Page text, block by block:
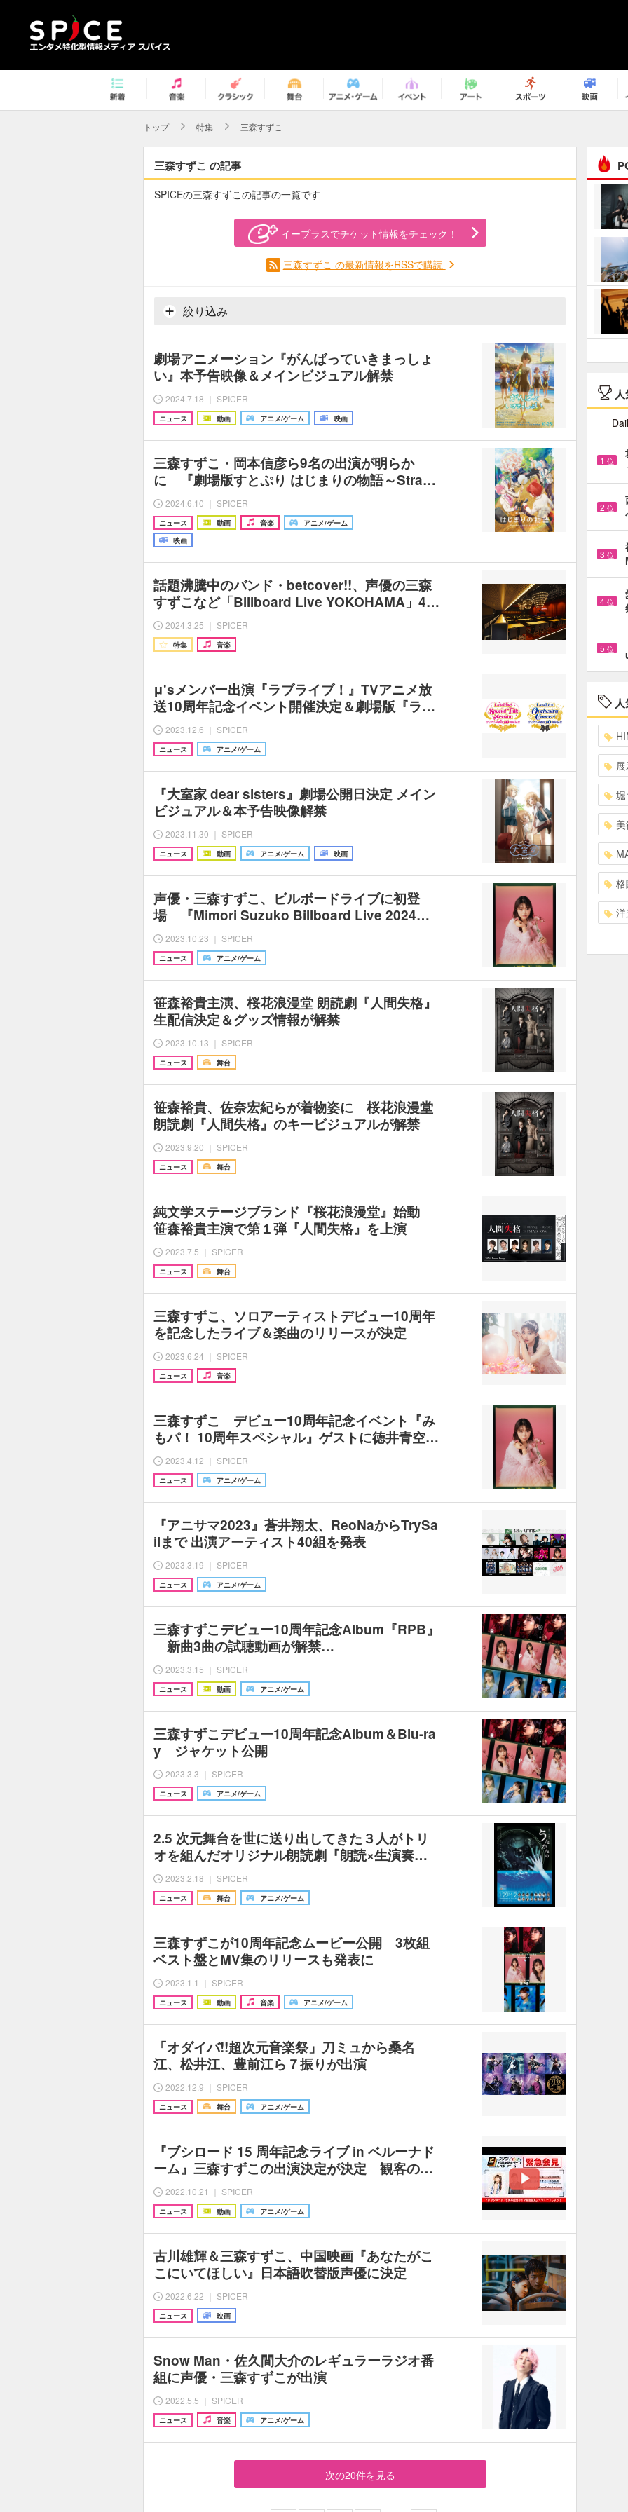
トップ 特集 三森すずこ
三森すずこ の記事
SPICEの三森すずこの記事の一覧です
イープラスでチケット情報をチェック！
三森すずこ の最新情報をRSSで購読
絞り込み
劇場アニメーション『がんばっていきまっしょ
い』本予告映像＆メインビジュアル解禁
2024.7.18 ｜ SPICER
ニュース 動画 アニメ/ゲーム 映画
三森すずこ・岡本信彦ら9名の出演が明らか
に 『劇場版すとぷり はじまりの物語～Stra…
2024.6.10 ｜ SPICER
ニュース 動画 音楽
アニメ/ゲーム
映画
話題沸騰中のバンド・betcover!!、声優の三森
すずこなど「Billboard Live YOKOHAMA」4…
2024.3.25 ｜ SPICER
特集 音楽
μ'sメンバー出演『ラブライブ！』TVアニメ放
送10周年記念イベント開催決定＆劇場版『ラ…
2023.12.6 ｜ SPICER
ニュース アニメ/ゲーム
『大室家 dear sisters』劇場公開日決定 メイン
ビジュアル＆本予告映像解禁
2023.11.30 ｜ SPICER
ニュース 動画 アニメ/ゲーム 映画
声優・三森すずこ、ビルボードライブに初登
場 『Mimori Suzuko Billboard Live 2024…
2023.10.23 ｜ SPICER
ニュース アニメ/ゲーム
笹森裕貴主演、桜花浪漫堂 朗読劇『人間失格』
生配信決定＆グッズ情報が解禁
2023.10.13 ｜ SPICER
ニュース 舞台
笹森裕貴、佐奈宏紀らが着物姿に 桜花浪漫堂
朗読劇『人間失格』のキービジュアルが解禁
2023.9.20 ｜ SPICER
ニュース 舞台
純文学ステージブランド『桜花浪漫堂』始動
笹森裕貴主演で第１弾『人間失格』を上演
2023.7.5 ｜ SPICER
ニュース 舞台
三森すずこ、ソロアーティストデビュー10周年
を記念したライブ＆楽曲のリリースが決定
2023.6.24 ｜ SPICER
ニュース 音楽
三森すずこ デビュー10周年記念イベント『み
もパ！ 10周年スペシャル』ゲストに徳井青空…
2023.4.12 ｜ SPICER
ニュース アニメ/ゲーム
『アニサマ2023』蒼井翔太、ReoNaからTrySa
ilまで 出演アーティスト40組を発表
2023.3.19 ｜ SPICER
ニュース アニメ/ゲーム
三森すずこデビュー10周年記念Album『RPB』
新曲3曲の試聴動画が解禁…
2023.3.15 ｜ SPICER
ニュース 動画 アニメ/ゲーム
三森すずこデビュー10周年記念Album＆Blu-ra
y ジャケット公開
2023.3.3 ｜ SPICER
ニュース アニメ/ゲーム
2.5 次元舞台を世に送り出してきた３⼈がトリ
オを組んだオリジナル朗読劇『朗読×⽣演奏…
2023.2.18 ｜ SPICER
ニュース 舞台 アニメ/ゲーム
三森すずこが10周年記念ムービー公開 3枚組
ベスト盤とMV集のリリースも発表に
2023.1.1 ｜ SPICER
ニュース 動画 音楽 アニメ/ゲーム
「オダイバ!!超次元音楽祭」刀ミュから桑名
江、松井江、豊前江ら７振りが出演
2022.12.9 ｜ SPICER
ニュース 舞台 アニメ/ゲーム
『ブシロード 15 周年記念ライブ in ベルーナド
ーム』三森すずこの出演決定が決定 観客の…
2022.10.21 ｜ SPICER
ニュース 動画 アニメ/ゲーム
古川雄輝＆三森すずこ、中国映画『あなたがこ
こにいてほしい』日本語吹替版声優に決定
2022.6.22 ｜ SPICER
ニュース 映画
Snow Man・佐久間大介のレギュラーラジオ番
組に声優・三森すずこが出演
2022.5.5 ｜ SPICER
ニュース 音楽 アニメ/ゲーム
次の20件を見る
1 位
2 位
3 位
4 位
5 位